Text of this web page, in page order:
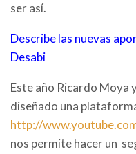
ser así.
Describe las nuevas
Desabi
Este año Ricardo Moya
diseñado una
http://
nos permite hacer un